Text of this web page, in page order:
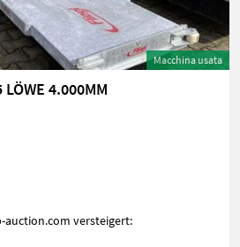
Macchina usata
4.000MM
auction.com versteigert: